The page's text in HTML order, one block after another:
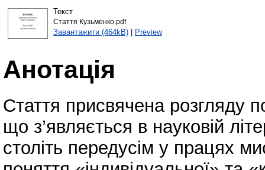
Текст
Стаття Кузьменко.pdf
Завантажити (464kB)| Preview
Анотація
Стаття присвячена розгляду
що з’являється в науковій
століть передусім у працях